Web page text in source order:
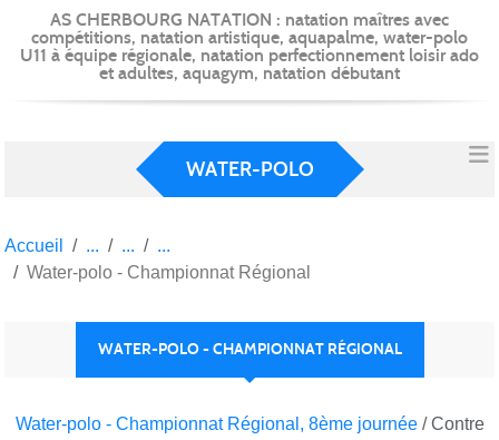
AS CHERBOURG NATATION : natation maîtres avec
compétitions, natation artistique, aquapalme, water-polo
U11 à équipe régionale, natation perfectionnement loisir ado
et adultes, aquagym, natation débutant
WATER-POLO
Accueil
Water-polo - Championnat Régional
WATER-POLO - CHAMPIONNAT RÉGIONAL
Water-polo - Championnat Régional, 8ème journée / Contre